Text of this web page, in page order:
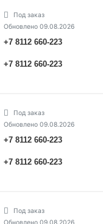
Под заказ
Обновлено 09.08.2026
+7 8112 660-223
+7 8112 660-223
Под заказ
Обновлено 09.08.2026
+7 8112 660-223
+7 8112 660-223
Под заказ